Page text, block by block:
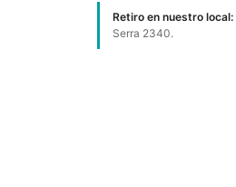
Retiro en nuestro local:
Serra 2340.